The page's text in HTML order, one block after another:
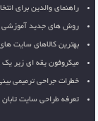
راهنمای والدین برای
روش های جدید آموزشی
بهترین کالاهای سایت
میکروفون یقه ای زیر یک
خطرات جراحی ترمیمی
تعرفه طراحی سایت